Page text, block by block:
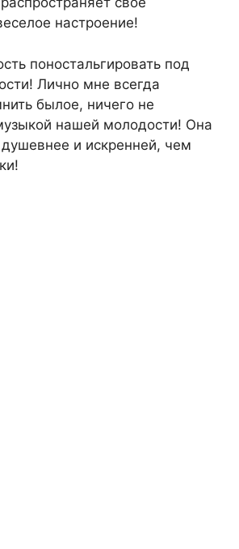
настроение!
поностальгировать под
Лично мне всегда
былое, ничего не
нашей молодости! Она
и искренней, чем